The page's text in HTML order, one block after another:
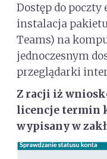
Dostęp do
instalacja pakietu
Teams) na
jednoczesnym
przeglądarki
Z racji iż
licencje termin
wypisany w